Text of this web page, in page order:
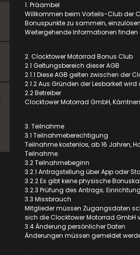
1. Präambel
Willkommen beim Vorteils-Club der
Bonuspunkte zu sammeln,
Weitergehende Informationen
2. Clocktower Motorrad Bonus Club
2.1 Geltungsbereich dieser AGB
2.1.1 Diese AGB gelten zwischen
2.1.2 Aus Gründen der Lesbarkeit
2.2 Betreiber
Clocktower Motorrad GmbH,
3. Teilnahme
3.1 Teilnahmeberechtigung
Teilnahme kostenlos, ab 16 Jahren,
Teilnahme.
3.2 Teilnahmebeginn
3.2.1 Antragstellung über App oder
3.2.2 Es gibt keine physische
3.2.3 Prüfung des Antrags;
3.3 Missbrauch
Mitglieder müssen Zugangsdaten
sich die Clocktower Motorrad GmbH
3.4 Änderung persönlicher Daten
Änderungen müssen gemeldet